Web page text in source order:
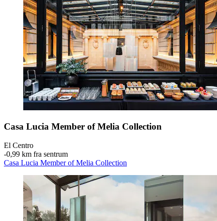
Casa Lucia Member of Melia Collection
El Centro
‐0,99 km fra sentrum
Casa Lucia Member of Melia Collection